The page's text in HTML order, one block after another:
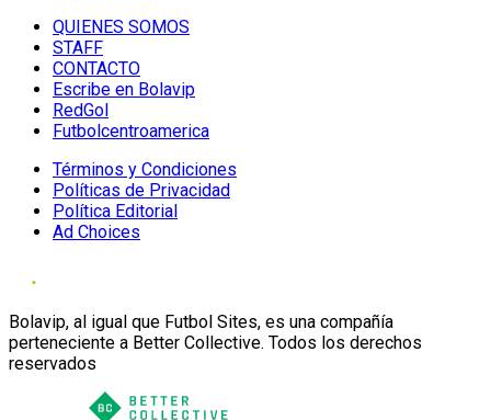
QUIENES SOMOS
STAFF
CONTACTO
Escribe en Bolavip
RedGol
Futbolcentroamerica
Términos y Condiciones
Políticas de Privacidad
Política Editorial
Ad Choices
Bolavip, al igual que Futbol Sites, es una compañía
perteneciente a Better Collective. Todos los derechos
reservados